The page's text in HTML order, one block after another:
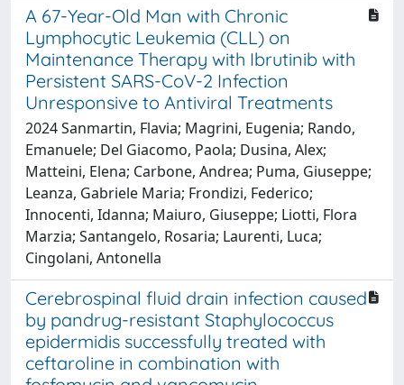
A 67-Year-Old Man with Chronic
Lymphocytic Leukemia (CLL) on
Maintenance Therapy with Ibrutinib with
Persistent SARS-CoV-2 Infection
Unresponsive to Antiviral Treatments
2024 Sanmartin, Flavia; Magrini, Eugenia; Rando,
Emanuele; Del Giacomo, Paola; Dusina, Alex;
Matteini, Elena; Carbone, Andrea; Puma, Giuseppe;
Leanza, Gabriele Maria; Frondizi, Federico;
Innocenti, Idanna; Maiuro, Giuseppe; Liotti, Flora
Marzia; Santangelo, Rosaria; Laurenti, Luca;
Cingolani, Antonella
Cerebrospinal fluid drain infection caused
by pandrug-resistant Staphylococcus
epidermidis successfully treated with
ceftaroline in combination with